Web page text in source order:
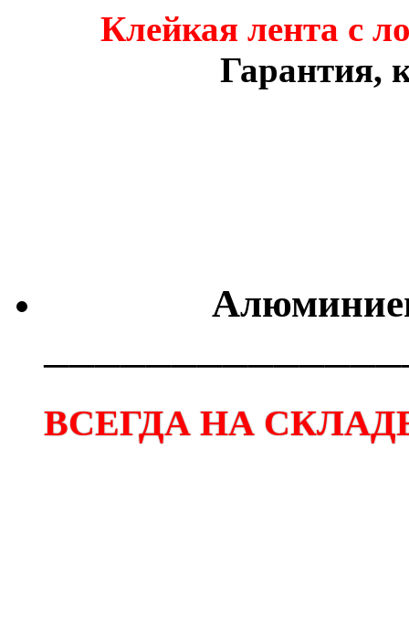
Клейкая лента с
Гарантия,
ВСЕГДА НА